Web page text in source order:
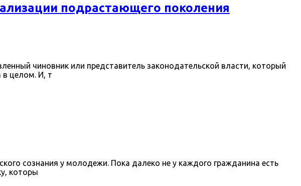
подрастающего поколения
чиновник или представитель законодательской власти, который
в целом. И, т
сознания у молодежи. Пока далеко не у каждого гражданина есть
которы